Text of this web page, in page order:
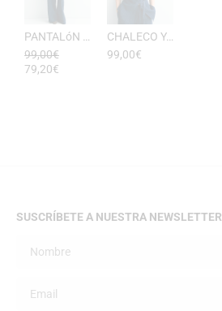
PANTALóN YUKATA MUJER RAYAS DE ESEOESE
99,00€
79,20€
CHALECO YUKATA MUJER DE RAYAS ESEOESE
99,00€
SUSCRÍBETE A NUESTRA NEWSLETTER